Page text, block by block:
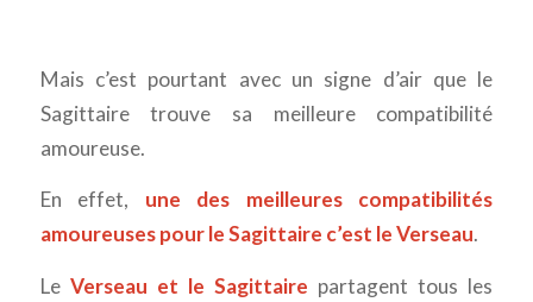
Mais c’est pourtant avec un signe d’air que le
Sagittaire trouve sa meilleure compatibilité
amoureuse.
En effet, une des meilleures compatibilités
amoureuses pour le Sagittaire c’est le Verseau.
Le Verseau et le Sagittaire partagent tous les